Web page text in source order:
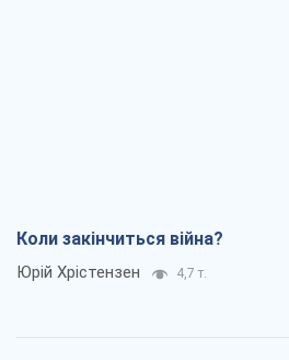
Коли закінчиться війна?
Юрій Хрістензен 4,7 т.